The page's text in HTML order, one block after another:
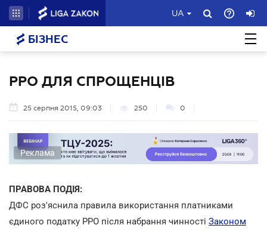
UA
БІЗНЕС
РРО ДЛЯ СПРОЩЕНЦІВ
25 серпня 2015, 09:03 250 0
Реклама
ПРАВОВА ПОДІЯ:
ДФС роз'яснила правила використання платниками
єдиного податку РРО після набрання чинності Законом